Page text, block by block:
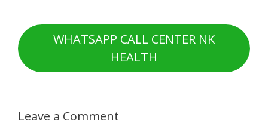
WHATSAPP CALL CENTER NK
HEALTH
Leave a Comment